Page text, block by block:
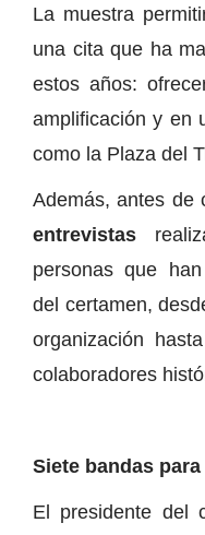
La muestra
una cita que ha
estos años:
amplificación y en
como la Plaza del
Además, antes de
entrevistas
personas que
del certamen,
organización
colaboradores
Siete bandas
El presidente del